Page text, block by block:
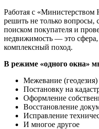
Работая с
решить не только вопросы,
поиском покупателя и
недвижимость — это
комплексный поход.
В режиме «одного окна»
Межевание (геодезия)
Постановку на
Оформление
Восстановление
Исправление
И многое другое